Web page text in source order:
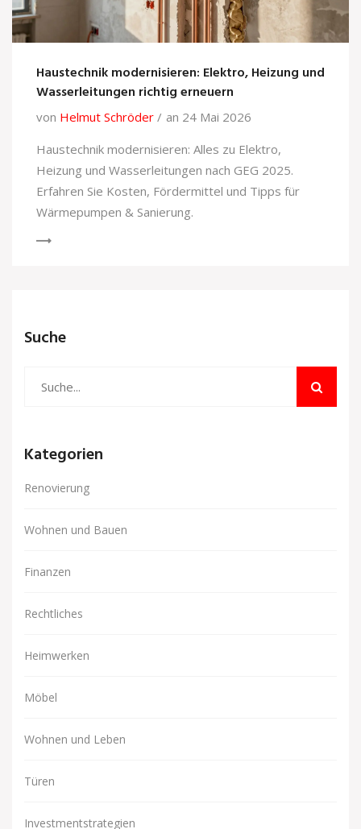
Haustechnik modernisieren: Elektro, Heizung und
Wasserleitungen richtig erneuern
von Helmut Schröder
an 24 Mai 2026
Haustechnik modernisieren: Alles zu Elektro,
Heizung und Wasserleitungen nach GEG 2025.
Erfahren Sie Kosten, Fördermittel und Tipps für
Wärmepumpen & Sanierung.
Suche
Kategorien
Renovierung
Wohnen und Bauen
Finanzen
Rechtliches
Heimwerken
Möbel
Wohnen und Leben
Türen
Investmentstrategien